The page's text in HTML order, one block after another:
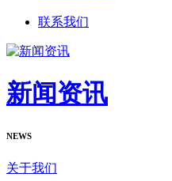
联系我们
新闻资讯
NEWS
关于我们